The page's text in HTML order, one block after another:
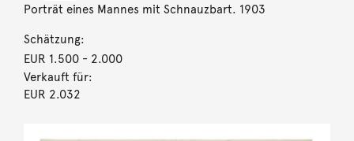
Porträt eines Mannes mit Schnauzbart. 1903
Schätzung:
EUR 1.500- 2.000
Verkauft für:
EUR 2.032